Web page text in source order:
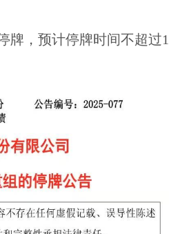
，预计停牌时间不超过